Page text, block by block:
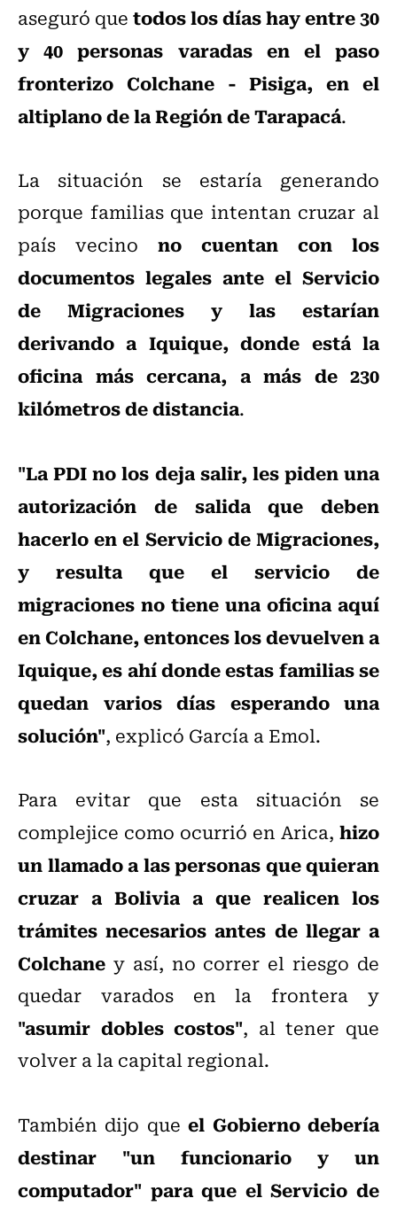
aseguró quetodos los días hay entre 30
y 40 personas varadas en el paso
fronterizo Colchane - Pisiga, en el
altiplano de la Región de Tarapacá.
La situación se estaría generando
porque familias que intentan cruzar al
país vecino no cuentan con los
documentos legales ante el Servicio
de Migraciones y las estarían
derivando a Iquique, donde está la
oficina más cercana, a más de 230
kilómetros de distancia.
"La PDI no los deja salir, les piden una
autorización de salida que deben
hacerlo en el Servicio de Migraciones,
y resulta que el servicio de
migraciones no tiene una oficina aquí
en Colchane, entonces los devuelven a
Iquique, es ahí donde estas familias se
quedan varios días esperando una
solución", explicó García a Emol.
Para evitar que esta situación se
complejice como ocurrió en Arica, hizo
un llamado a las personas que quieran
cruzar a Bolivia a que realicen los
trámites necesarios antes de llegar a
Colchane y así, no correr el riesgo de
quedar varados en la frontera y
"asumir dobles costos", al tener que
volver a la capital regional.
También dijo queel Gobierno debería
destinar "un funcionario y un
computador" para que el Servicio de